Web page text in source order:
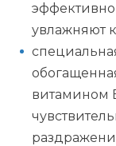
эффективно
увлажняют
витамином